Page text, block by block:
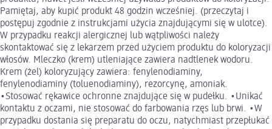
Pamiętaj, aby kupić produkt 48 godzin wcześniej. (przeczytaj i
postępuj zgodnie z instrukcjami użycia znajdującymi się w ulotce).
W przypadku reakcji alergicznej lub wątpliwości należy
skontaktować się z lekarzem przed użyciem produktu do koloryzacji
włosów. Mleczko (krem) utleniające zawiera nadtlenek wodoru.
Krem (żel) koloryzujący zawiera: fenylenodiaminy,
fenylenodiaminy (toluenodiaminy), rezorcynę, amoniak.
•Stosować rękawice ochronne znajdujące się w pudełku. •Unikać
kontaktu z oczami, nie stosować do farbowania rzęs lub brwi. •W
przypadku dostania się preparatu do oczu, natychmiast przepłukać